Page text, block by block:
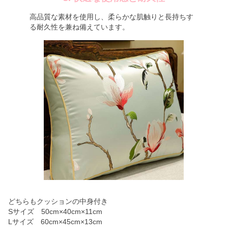
高品質な素材を使用し、柔らかな肌触りと長持ちす
る耐久性を兼ね備えています。
どちらもクッションの中身付き
Sサイズ 50cm×40cm×11cm
Lサイズ 60cm×45cm×13cm